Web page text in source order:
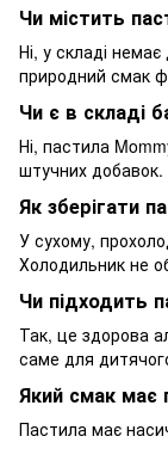
Чи містить
Ні, у складі
природний смак
Чи є в складі
Ні, пастила
штучних добавок.
Як зберігати
У сухому,
Холодильник не
Чи підходить
Так, це здорова
саме для
Який смак має
Пастила має